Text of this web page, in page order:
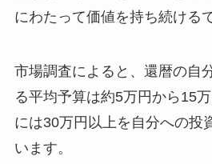
にわたって価値を持ち続ける
市場調査によると、還暦の自
る平均予算は約5万円から15
には30万円以上を自分への投
います。